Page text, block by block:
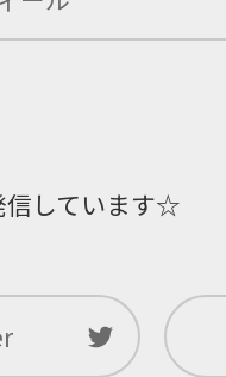
信しています☆